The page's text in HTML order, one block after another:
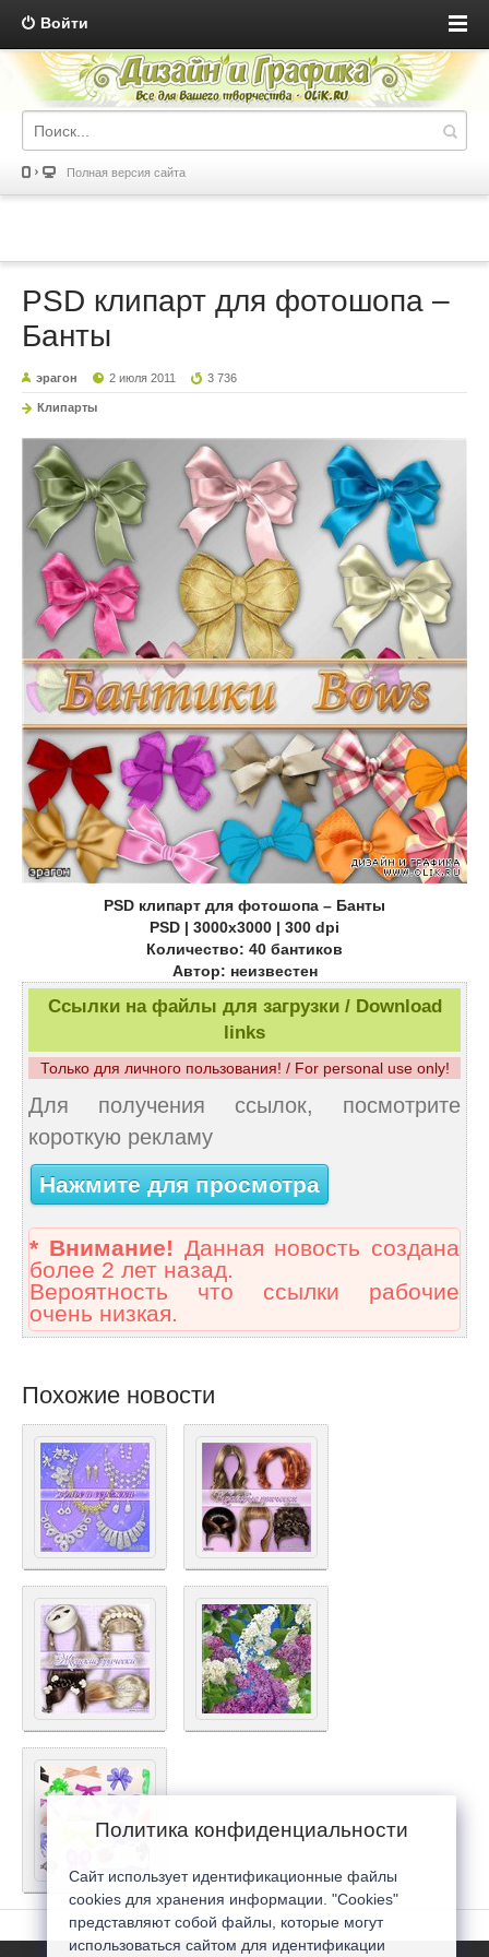
Войти
Полная версия сайта
PSD клипарт для фотошопа –
Банты
эрагон 2 июля 2011 3 736
Клипарты
PSD клипарт для фотошопа – Банты
PSD | 3000x3000 | 300 dpi
Количество: 40 бантиков
Автор: неизвестен
Ссылки на файлы для загрузки / Download
links
Только для личного пользования! / For personal use only!
Для получения ссылок, посмотрите
короткую рекламу
Нажмите для просмотра
* Внимание! Данная новость создана
более 2 лет назад.
Вероятность что ссылки рабочие
очень низкая.
Похожие новости
Политика конфиденциальности
Сайт использует идентификационные файлы
cookies для хранения информации. "Cookies"
представляют собой файлы, которые могут
использоваться сайтом для идентификации